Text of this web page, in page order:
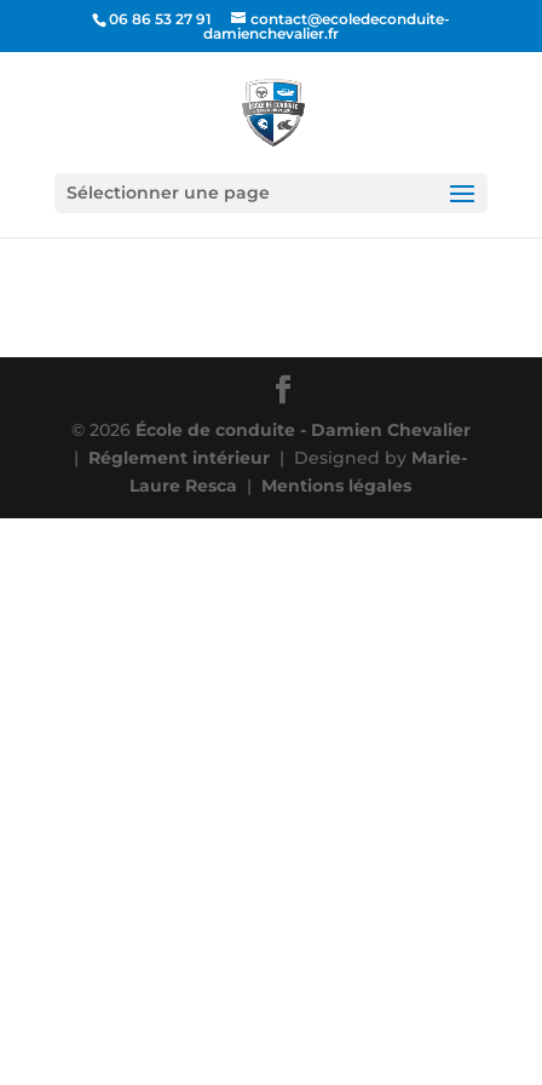
06 86 53 27 91
contact@ecoledeconduite-
damienchevalier.fr
Sélectionner une page
© 2026 École de conduite - Damien Chevalier
| Réglement intérieur | Designed by Marie-
Laure Resca | Mentions légales